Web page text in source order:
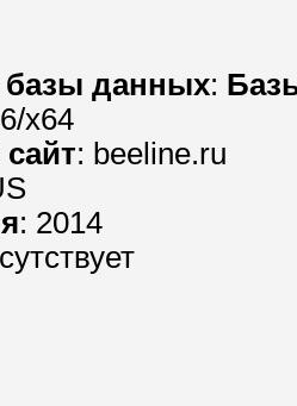
данных:
x64
: beeline.ru
: 2014